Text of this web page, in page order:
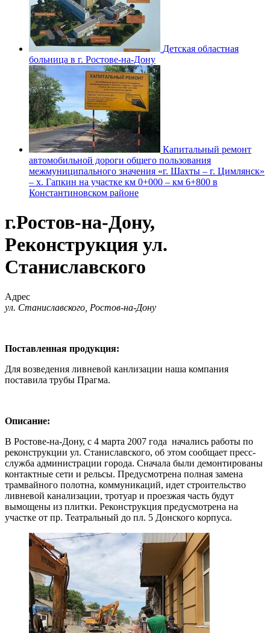
Детская областная
больница в г. Ростове-на-Дону
Капитальный ремонт
автомобильной дороги общего пользования
межмуниципального значения «г. Шахты – г. Цимлянск»
– х. Гапкин на участке км 0+000 – км 6+800 в
Константиновском районе
г.Ростов-на-Дону,
Реконструкция ул.
Станиславского
Адрес
ул. Станиславского, Ростов-на-Дону
Поставленная продукция:
Для возведения ливневой канлизации наша компания
поставила трубы Прагма.
Описание:
В Ростове-на-Дону, с 4 марта 2007 года начались работы по
реконструкции ул. Станиславского, об этом сообщает пресс-
служба администрации города. Сначала были демонтированы
контактные сети и рельсы. Предусмотрена полная замена
трамвайного полотна, коммуникаций, идет строительство
ливневой канализации, тротуар и проезжая часть будут
вымощены из плитки. Реконструкция предусмотрена на
участке от пр. Театральный до пл. 5 Донского корпуса.